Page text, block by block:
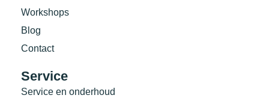
Workshops
Blog
Contact
Service
Service en onderhoud